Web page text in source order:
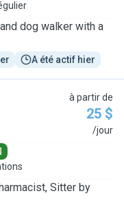
dog walker with a
A été actif hier
à partir de
25 $
/jour
Sitter by